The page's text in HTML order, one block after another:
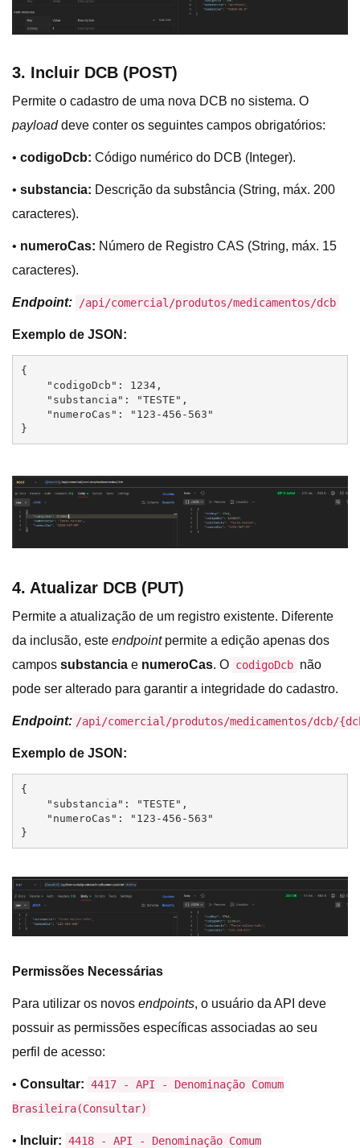
3. Incluir DCB (POST)
Permite o cadastro de uma nova DCB no sistema. O
payloaddeve conter os seguintes campos obrigatórios:
• codigoDcb: Código numérico do DCB (Integer).
• substancia: Descrição da substância (String, máx. 200
caracteres).
• numeroCas: Número de Registro CAS (String, máx. 15
caracteres).
Endpoint: /api/comercial/produtos/medicamentos/dcb
Exemplo de JSON:
{
}
4. Atualizar DCB (PUT)
Permite a atualização de um registro existente. Diferente
da inclusão, este endpointpermite a edição apenas dos
campos substancia e numeroCas. O codigoDcb não
pode ser alterado para garantir a integridade do cadastro.
Endpoint: /api/comercial/produtos/medicamentos/dcb/
Exemplo de JSON:
{
}
Permissões Necessárias
Para utilizar os novos endpoints, o usuário da API deve
possuir as permissões específicas associadas ao seu
perfil de acesso:
• Consultar: 4417 - API - Denominação Comum
Brasileira(Consultar)
• Incluir: 4418 - API - Denominação Comum